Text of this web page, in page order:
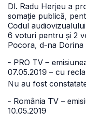
Dl. Radu Herjeu a
somație publică,
Codul
6 voturi pentru și 2
Pocora, d-na Dorina
- PRO TV –
07.05.2019 – cu
Nu au fost
- România TV –
10.05.2019